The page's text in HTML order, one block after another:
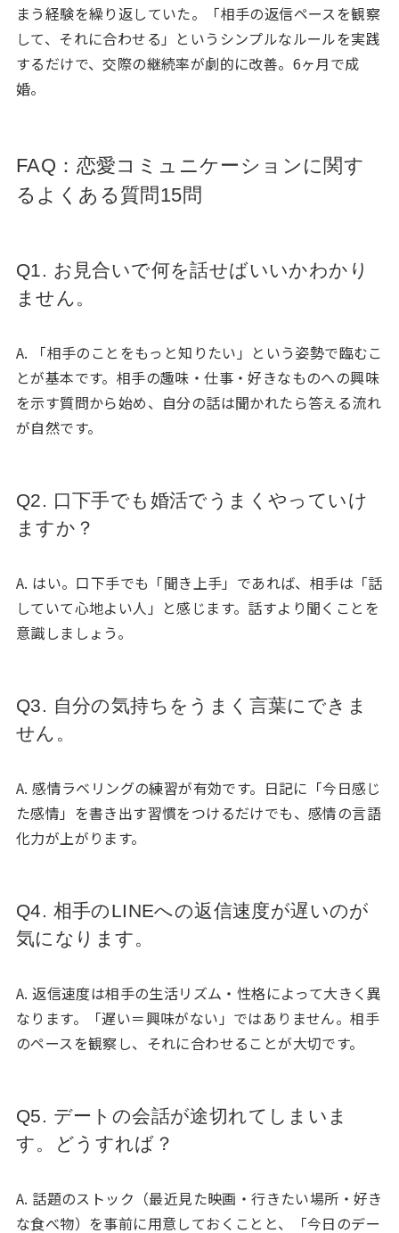
まう経験を繰り返していた。「相手の返信ペースを観察
して、それに合わせる」というシンプルなルールを実践
するだけで、交際の継続率が劇的に改善。6ヶ月で成
婚。
FAQ：恋愛コミュニケーションに関す
るよくある質問15問
Q1. お見合いで何を話せばいいかわかり
ません。
A. 「相手のことをもっと知りたい」という姿勢で臨むこ
とが基本です。相手の趣味・仕事・好きなものへの興味
を示す質問から始め、自分の話は聞かれたら答える流れ
が自然です。
Q2. 口下手でも婚活でうまくやっていけ
ますか？
A. はい。口下手でも「聞き上手」であれば、相手は「話
していて心地よい人」と感じます。話すより聞くことを
意識しましょう。
Q3. 自分の気持ちをうまく言葉にできま
せん。
A. 感情ラベリングの練習が有効です。日記に「今日感じ
た感情」を書き出す習慣をつけるだけでも、感情の言語
化力が上がります。
Q4. 相手のLINEへの返信速度が遅いのが
気になります。
A. 返信速度は相手の生活リズム・性格によって大きく異
なります。「遅い＝興味がない」ではありません。相手
のペースを観察し、それに合わせることが大切です。
Q5. デートの会話が途切れてしまいま
す。どうすれば？
A. 話題のストック（最近見た映画・行きたい場所・好き
な食べ物）を事前に用意しておくことと、「今日のデー